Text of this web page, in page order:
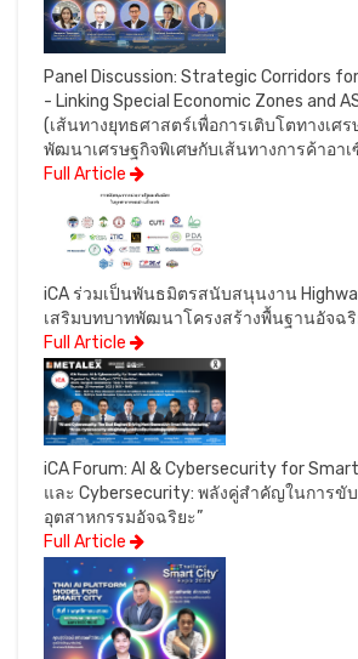
Panel Discussion: Strategic Corridors
- Linking Special Economic Zones and
(เส้นทางยุทธศาสตร์เพื่อการเติบโตทางเศร
พัฒนาเศรษฐกิจพิเศษกับเส้นทางการค้าอา
Full Article
iCA ร่วมเป็นพันธมิตรสนับสนุนงาน
เสริมบทบาทพัฒนาโครงสร้างพื้นฐานอัจฉริ
Full Article
iCA Forum: AI & Cybersecurity for
และ Cybersecurity: พลังคู่สำคัญในการขั
อุตสาหกรรมอัจฉริยะ”
Full Article